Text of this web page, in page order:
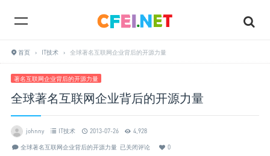
首页 › IT技术 › 全球著名互联网企业背后的开源力量
著名互联网企业背后的开源力量
全球著名互联网企业背后的开源力量
johnny IT技术 2013-07-26 4,928
全球著名互联网企业背后的开源力量 已关闭评论 0